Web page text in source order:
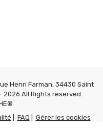
Henri Farman, 34430 Saint
2026 All Rights reserved.
FAQ Gérer les cookies